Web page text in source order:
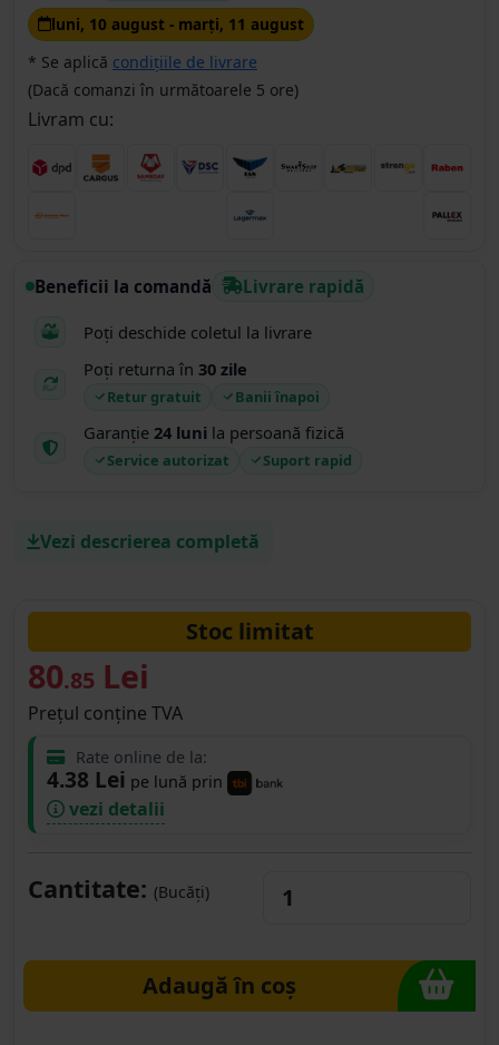
luni, 10 august - marţi, 11 august
* Se aplică condițiile de livrare
(Dacă comanzi în următoarele 5 ore)
Livram cu:
Beneficii la comandă Livrare rapidă
Poți deschide coletul la livrare
Poți returna în 30 zile
Retur gratuit Banii înapoi
Garanție 24 luni la persoană fizică
Service autorizat Suport rapid
Vezi descrierea completă
Stoc limitat
80.85 Lei
Prețul conține TVA
Rate online de la:
4.38 Lei pe lună prin
vezi detalii
Cantitate: (Bucăți)
Adaugă în coș